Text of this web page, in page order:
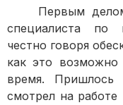
Первым делом
специалиста по
честно говоря
как это возможно
время. Пришлось
смотрел на